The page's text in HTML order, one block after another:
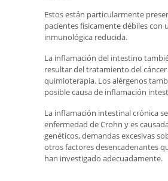
Estos están particularmente
pacientes físicamente débiles con
inmunológica reducida.
La inflamación del intestino
resultar del tratamiento del
quimioterapia. Los alérgenos
posible causa de inflamación
La inflamación intestinal crónica
enfermedad de Crohn y es
genéticos, demandas excesivas
otros factores desencadenantes
han investigado adecuadamente.